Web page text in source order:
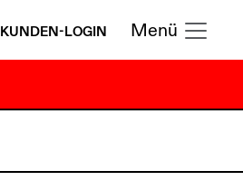
KUNDEN-LOGIN Menü